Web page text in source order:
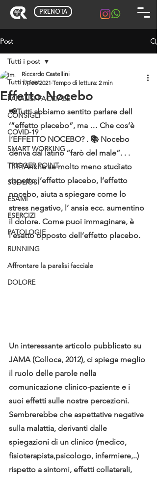
PRENOTA
Post
Tutti i post
PARALISI FACCIALE
CONSIGLI
COVID-19
SMART WORKING
TRIGGER POINT
SCOLIOSI
ESAMI
ESERCIZI
PATOLOGIE
RUNNING
Affrontare la paralisi facciale
DOLORE
Tutti i post
Effetto Nocebo
Riccardo Castellini
17 feb 2021 Tempo di lettura: 2 min
📢Tutti abbiamo sentito parlare dell
‘”effetto placebo”, ma … Che cos’è
l’EFFETTO NOCEBO? . 📚 Nocebo
deriva dal latino “farò del male”. . .
👩🏻‍⚕Anche se molto meno studiato
rispetto l’effetto placebo, l’effetto
nocebo, aiuta a spiegare come lo
stress negativo, l’ ansia ecc. aumentino
il dolore. Come puoi immaginare, è
l’esatto opposto dell’effetto placebo.
Un interessante articolo pubblicato su
JAMA (Colloca, 2012), ci spiega meglio
il ruolo delle parole nella
comunicazione clinico-paziente e i
suoi effetti sulle nostre percezioni.
Sembrerebbe che aspettative negative
sulla malattia, derivanti dalle
spiegazioni di un clinico (medico,
fisioterapista,psicologo, infermiere,..)
rispetto a sintomi, effetti collaterali,